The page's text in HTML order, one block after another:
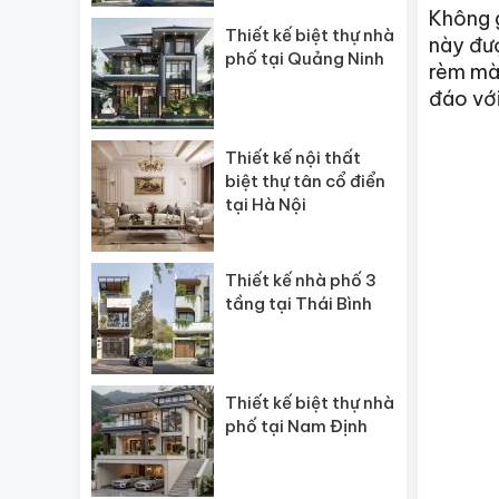
Không
này
rèm
đáo
Thiết kế biệt thự nhà
phố tại Quảng Ninh
Thiết kế nội thất
biệt thự tân cổ điển
tại Hà Nội
Thiết kế nhà phố 3
tầng tại Thái Bình
Thiết kế biệt thự nhà
phố tại Nam Định